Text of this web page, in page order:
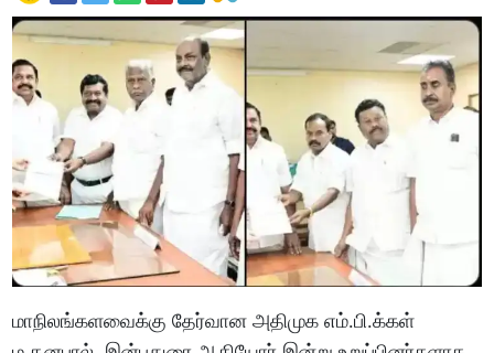
மாநிலங்களவைக்கு தேர்வான அதிமுக எம்.பி.க்கள்